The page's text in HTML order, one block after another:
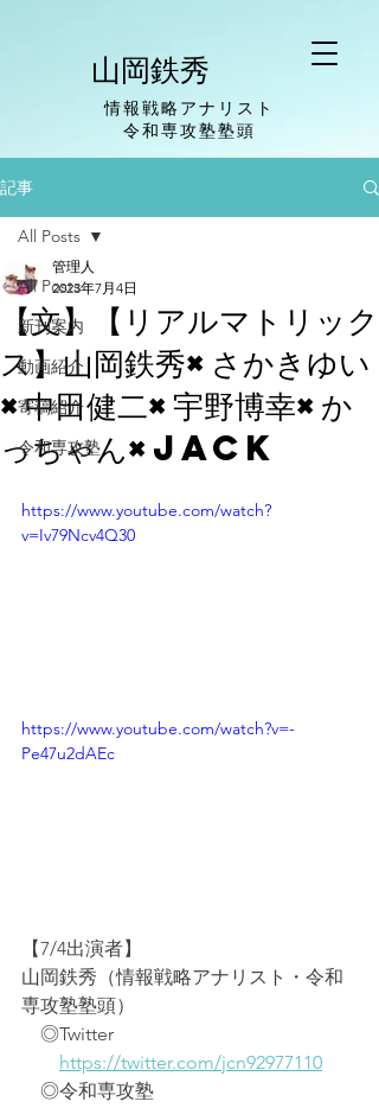
山岡鉄秀
情報戦略アナリスト
​令和専攻塾塾頭
記事
All Posts
新刊案内
動画紹介
寄稿紹介
令和専攻塾
All Posts
【文】【リアルマトリック
ス】山岡鉄秀×さかきゆい
×中田健二×宇野博幸×か
っちゃん×Jack
管理人
2023年7月4日
https://www.youtube.com/watch?
v=Iv79Ncv4Q30
https://www.youtube.com/watch?v=-
Pe47u2dAEc
【7/4出演者】
山岡鉄秀（情報戦略アナリスト・令和
専攻塾塾頭）
◎Twitter
https://twitter.com/jcn92977110
◎令和専攻塾